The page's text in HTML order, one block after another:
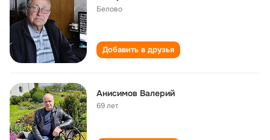
Белово
Добавить в друзья
Анисимов Валерий
69 лет